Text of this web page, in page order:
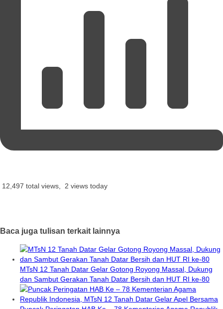
12,497 total views, 2 views today
Baca juga tulisan terkait lainnya
MTsN 12 Tanah Datar Gelar Gotong Royong Massal, Dukung
dan Sambut Gerakan Tanah Datar Bersih dan HUT RI ke-80